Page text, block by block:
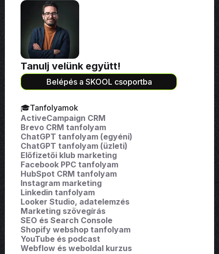
Tanulj velünk együtt!
Belépés a SKOOL csoportba
🎓Tanfolyamok
ActiveCampaign CRM
Brevo CRM tanfolyam
ChatGPT tanfolyam (egyéni)
ChatGPT tanfolyam (üzleti)
Előfizetői klub marketing
Facebook PPC tanfolyam
HubSpot CRM tanfolyam
Instagram marketing
Linkedin tanfolyam
Looker Studio, adatelemzés
Marketing szövegírás
SEO és Search Console
Shopify webshop tanfolyam
YouTube és podcast
Webflow és weboldal kurzus